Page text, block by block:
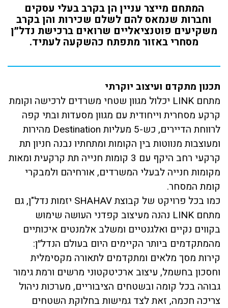
המתחם מייצר עניין הן בקרב בעלי עסקים
וחברות שנמאס להם לשלם שכירות והן בקרב
משקיעים פוטנציאליים שרואים ברכישת נדל״ן
מסחרי באזור מתפתח כהשקעה לעתיד.
תכנון מתקדם ועיצוב יוקרתי
מתחם LINK יכלול מגוון שטחי משרדים לרכישה וקומת
קרקע מסחרית וייחודית עם מגוון מסעדות ובתי קפה
לרווחת הדיירים, כש-5 מעליות Destination מהירות
ומעוצבות מנווטות בין הקומות ומתחתיו נבנה חניון תת
קרקעי רחב היקף עם 3 קומות חנייה תת קרקעית ומאות
מקומות חנייה לבעלי המשרדים, אורחיהם ולמבקרי
קומת המסחר.
כמו בכל פרויקט של קבוצת SHAHAV יזמות נדל"ן
, גם
מתחם LINK נהנה מעיצוב קפדני העושה שימוש
בקווים נקיים ואלגנטיים ומשלב אלמנטים איכותיים
מהמתקדמים ביותר הקיימים היום בעולם הנדל״ן:
קירות מסך מלאים ומתקדמים לתאורה מקסימלית
וחסכון בחשמל, עיצוב ארכיטקטוני מרשים ורמת גימור
גבוהה בכל קומה ובשטחים הציבוריים, מערכות ניהול
צריכה חכמה, זאת לצד גמישות בחלוקת השטחים